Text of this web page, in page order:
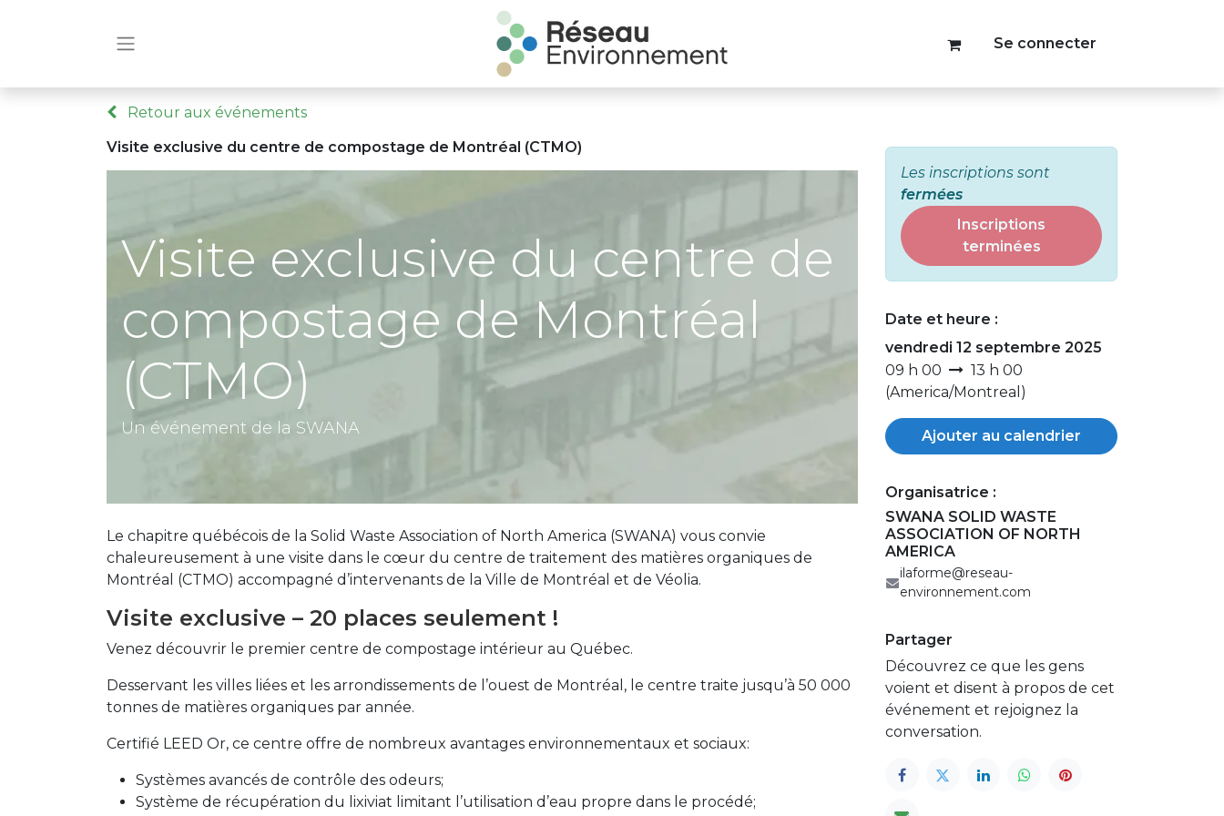
Se connecter
Retour aux événements
Visite exclusive du centre de compostage de Montréal (CTMO)
Visite exclusive du centre de
compostage de Montréal
(CTMO)
Un événement de la SWANA
Le chapitre québécois de la Solid Waste Association of North America (SWANA) vous convie
chaleureusement à une visite dans le cœur du centre de traitement des matières organiques de
Montréal (CTMO) accompagné d’intervenants de la Ville de Montréal et de Véolia.
Visite exclusive – 20 places seulement !
Venez découvrir le premier centre de compostage intérieur au Québec.
Desservant les villes liées et les arrondissements de l’ouest de Montréal, le centre traite jusqu’à 50 000
tonnes de matières organiques par année.
Certifié LEED Or, ce centre offre de nombreux avantages environnementaux et sociaux:
Systèmes avancés de contrôle des odeurs;
Système de récupération du lixiviat limitant l’utilisation d’eau propre dans le procédé;
Les inscriptions sont
fermées
Inscriptions
terminées
Date et heure :
vendredi 12 septembre 2025
09 h 00
13 h 00
(America/Montreal )
Ajouter au calendrier
Organisatrice :
SWANA SOLID WASTE
ASSOCIATION OF NORTH
AMERICA
ilaforme@reseau-
environnement.com
Partager
Découvrez ce que les gens
voient et disent à propos de cet
événement et rejoignez la
conversation.